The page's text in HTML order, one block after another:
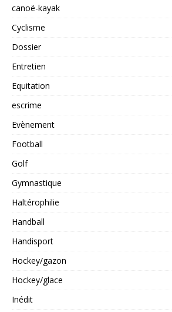
canoë-kayak
Cyclisme
Dossier
Entretien
Equitation
escrime
Evènement
Football
Golf
Gymnastique
Haltérophilie
Handball
Handisport
Hockey/gazon
Hockey/glace
Inédit